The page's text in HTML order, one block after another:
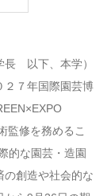
長 以下、本学）
７年国際園芸博
監修を務めるこ
的な園芸・造園
の創造や社会的な